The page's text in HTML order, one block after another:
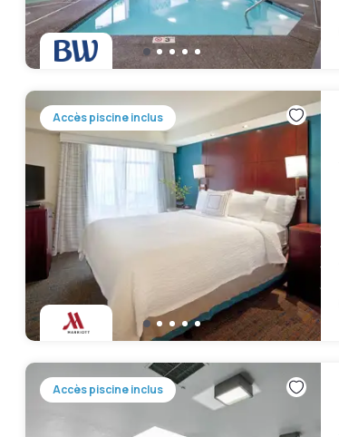
Accès piscine inclus
Accès piscine inclus